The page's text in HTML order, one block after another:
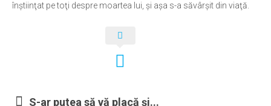
Casa curată
înştiinţat pe toţi despre moartea lui, şi aşa s-a săvârşit din viaţă.
S-ar putea să vă placă și...